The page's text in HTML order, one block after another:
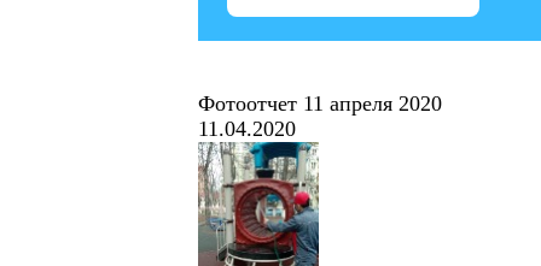
Фотоотчет 11 апреля 2020
11.04.2020